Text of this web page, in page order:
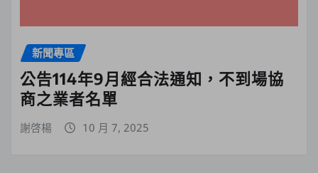
新聞專區
公告114年9月經合法通知，不到場協
商之業者名單
謝啓楊 10 月 7, 2025